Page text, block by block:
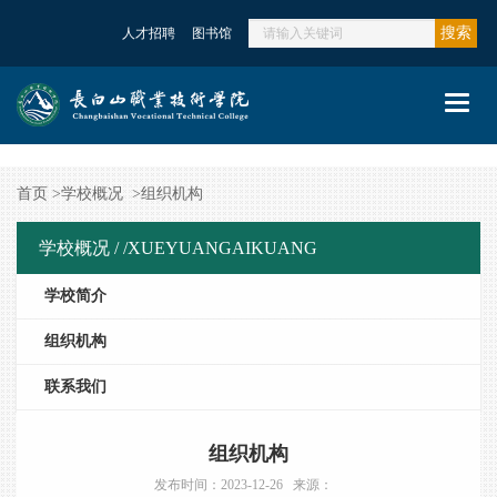
人才招聘 图书馆 搜索
首页 >学校概况 >组织机构
学校概况 //XUEYUANGAIKUANG
学校简介
组织机构
联系我们
组织机构
发布时间：2023-12-26 来源：